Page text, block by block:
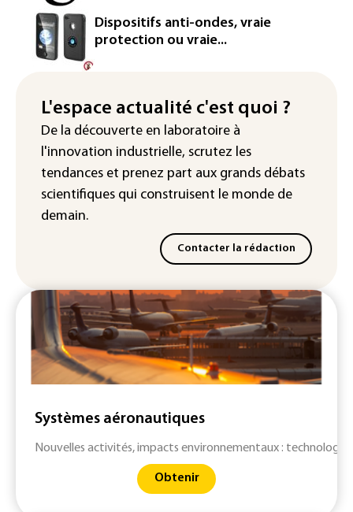
Rugby: le Stade français victime d'une
cyberattaque
Enquête ouverte après la fuite des
d'Intermarché
La Slovaquie enregistre un record
absolu de 42,2°C (services
météorologiques)
Dispositifs anti-ondes, vraie
protection ou vraie...
L'espace actualité c'est quoi ?
De la découverte en laboratoire à
l'innovation industrielle, scrutez les
tendances et prenez part aux grands débats
scientifiques qui construisent le monde de
demain.
Contacter la rédaction
Systèmes aéronautiques
Nouvelles activités, impacts environnementaux :
Obtenir